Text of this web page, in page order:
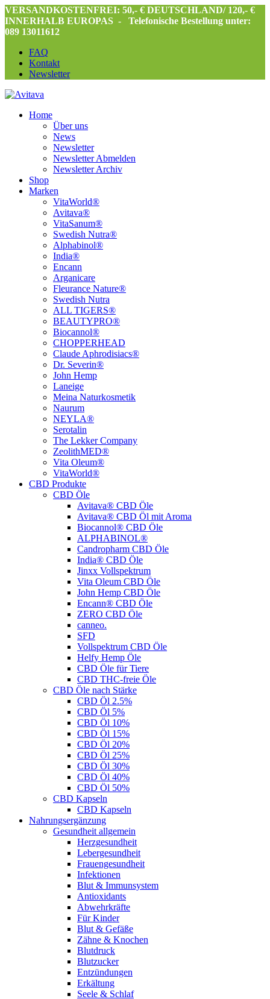
VERSANDKOSTENFREI: 50,- € DEUTSCHLAND/ 120,- €
INNERHALB EUROPAS -
Telefonische Bestellung unter:
089 13011612
FAQ
Kontakt
Newsletter
Home
Über uns
News
Newsletter
Newsletter Abmelden
Newsletter Archiv
Shop
Marken
VitaWorld®
Avitava®
VitaSanum®
Swedish Nutra®
Alphabinol®
India®
Encann
Arganicare
Fleurance Nature®
Swedish Nutra
ALL TIGERS®
BEAUTYPRO®
Biocannol®
CHOPPERHEAD
Claude Aphrodisiacs®
Dr. Severin®
John Hemp
Laneige
Meina Naturkosmetik
Naurum
NEYLA®
Serotalin
The Lekker Company
ZeolithMED®
Vita Oleum®
VitaWorld®
CBD Produkte
CBD Öle
Avitava® CBD Öle
Avitava® CBD Öl mit Aroma
Biocannol® CBD Öle
ALPHABINOL®
Candropharm CBD Öle
India® CBD Öle
Jinxx Vollspektrum
Vita Oleum CBD Öle
John Hemp CBD Öle
Encann® CBD Öle
ZERO CBD Öle
canneo.
SFD
Vollspektrum CBD Öle
Helfy Hemp Öle
CBD Öle für Tiere
CBD THC-freie Öle
CBD Öle nach Stärke
CBD Öl 2.5%
CBD Öl 5%
CBD Öl 10%
CBD Öl 15%
CBD Öl 20%
CBD Öl 25%
CBD Öl 30%
CBD Öl 40%
CBD Öl 50%
CBD Kapseln
CBD Kapseln
Nahrungsergänzung
Gesundheit allgemein
Herzgesundheit
Lebergesundheit
Frauengesundheit
Infektionen
Blut & Immunsystem
Antioxidants
Abwehrkräfte
Für Kinder
Blut & Gefäße
Zähne & Knochen
Blutdruck
Blutzucker
Entzündungen
Erkältung
Seele & Schlaf